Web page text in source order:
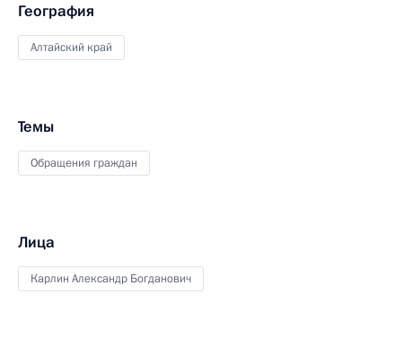
География
Алтайский край
Темы
Обращения граждан
Лица
Карлин Александр Богданович